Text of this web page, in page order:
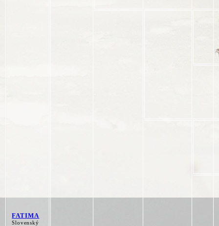
FATIMA
Slovenský